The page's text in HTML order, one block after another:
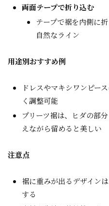
両面テープで折り込む
テープで裾を内側に
自然なライン
用途別おすすめ例
ドレスやマキシワンピー
く調整可能
プリーツ裾は、ヒダの部
えながら留めると美しい
注意点
裾に重みが出るデザイン
する